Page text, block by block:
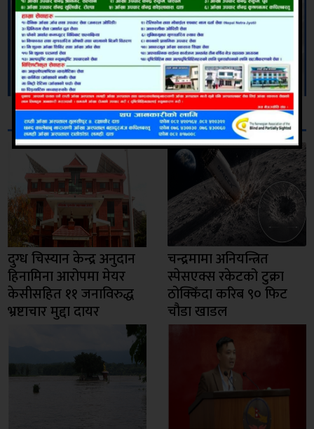
सम्बन्धित
दुग्ध चिस्यान केन्द्र अनुदान
हिनामिना आरोपमा मेयर
केसीसहित ११ जनाविरुद्ध
भ्रष्टाचार मुद्दा दायर
चन्द्रमामा अनियन्त्रित
स्पेसएक्स रकेटको टुक्रा
ठोक्किँदा करिब ९० फिट
चौडा खाडल